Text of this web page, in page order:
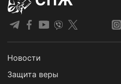
Новости
Защита веры